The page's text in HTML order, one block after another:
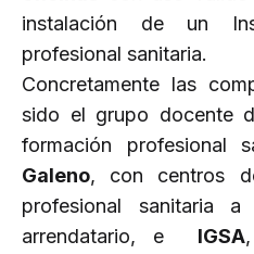
instalación de un
profesional sanitaria.
Concretamente las
sido el grupo docente
formación profesional
Galeno, con centros
profesional sanitaria
arrendatario, e IGSA